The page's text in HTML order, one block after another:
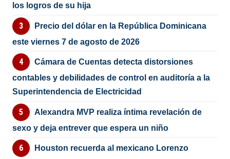
los logros de su hija
Precio del dólar en la República Dominicana
este viernes 7 de agosto de 2026
Cámara de Cuentas detecta distorsiones
contables y debilidades de control en auditoría a la
Superintendencia de Electricidad
Alexandra MVP realiza íntima revelación de
sexo y deja entrever que espera un niño
Houston recuerda al mexicano Lorenzo